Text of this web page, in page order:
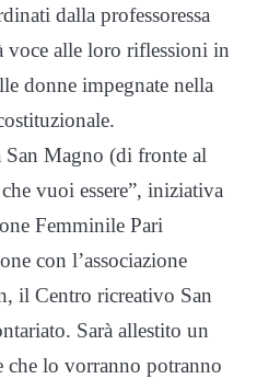
dalla professoressa
voce alle loro riflessioni in
donne impegnate nella
Magno (di fronte al
vuoi essere”, iniziativa
Femminile Pari
con l’associazione
il Centro ricreativo San
Sarà allestito un
che lo vorranno potranno